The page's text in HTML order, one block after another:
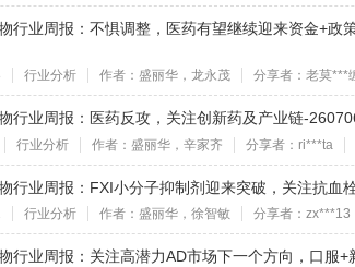
行业周报：不惧调整，医药有望继续迎来资金+政
行业分析 作者：盛丽华，龙永茂 分享者：老莫***
行业周报：医药反攻，关注创新药及产业链-
行业分析 作者：盛丽华，辛家齐 分享者：ri***ta
行业周报：FXI小分子抑制剂迎来突破，关注抗血
行业分析 作者：盛丽华，徐智敏 分享者：zx***13
行业周报：关注高潜力AD市场下一个方向，口服+